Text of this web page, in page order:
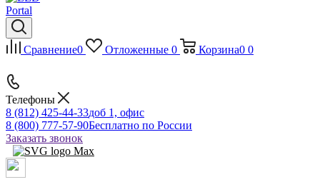
Сравнение0 Отложенные 0 Корзина0 0
Телефоны
8 (812) 425-44-33доб 1, офис
8 (800) 777-57-90Бесплатно по России
Заказать звонок